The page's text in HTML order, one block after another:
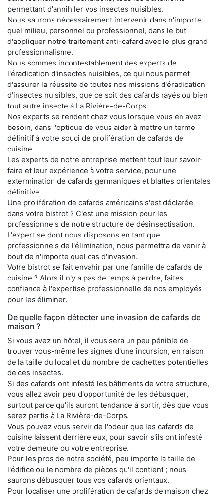
permettant d'annihiler vos insectes nuisibles.
Nous saurons nécessairement intervenir dans n'importe
quel milieu, personnel ou professionnel, dans le but
d'appliquer notre traitement anti-cafard avec le plus grand
professionnalisme.
Nous sommes incontestablement des experts de
l'éradication d'insectes nuisibles, ce qui nous permet
d'assurer la réussite de toutes nos missions d'éradication
d'insectes nuisibles, que ce soit des cafards rayés ou bien
tout autre insecte à La Rivière-de-Corps.
Nos experts se rendent chez vous lorsque vous en avez
besoin, dans l'optique de vous aider à mettre un terme
définitif à votre souci de prolifération de cafards de
cuisine.
Les experts de notre entreprise mettent tout leur savoir-
faire et leur expérience à votre service, pour une
extermination de cafards germaniques et blattes orientales
définitive.
Une prolifération de cafards américains s'est déclarée
dans votre bistrot ? C'est une mission pour les
professionnels de notre structure de désinsectisation.
L'expertise dont nous disposons en tant que
professionnels de l'élimination, nous permettra de venir à
bout de n'importe quel cas d'invasion.
Votre bistrot se fait envahir par une famille de cafards de
cuisine ? Alors il n'y a pas de temps à perdre, faites
confiance à l'expertise professionnelle de nos employés
pour les éliminer.
De quelle façon détecter une invasion de cafards de
maison ?
Si vous avez un hôtel, il vous sera un peu pénible de
trouver vous-même les signes d'une incursion, en raison
de la taille du local et du nombre de cachettes potentielles
de ces insectes.
Si des cafards ont infesté les bâtiments de votre structure,
vous allez avoir peu d'opportunité de les débusquer,
surtout parce qu'ils auront tendance à sortir, dès que vous
serez partis à La Rivière-de-Corps.
Vous pouvez vous servir de l'odeur que les cafards de
cuisine laissent derrière eux, pour savoir s'ils ont infesté
votre demeure ou votre entreprise.
Pour les pros de notre société, peu importe la taille de
l'édifice ou le nombre de pièces qu'il contient ; nous
saurons débusquer tous vos cafards orientaux.
Pour localiser une prolifération de cafards de maison chez